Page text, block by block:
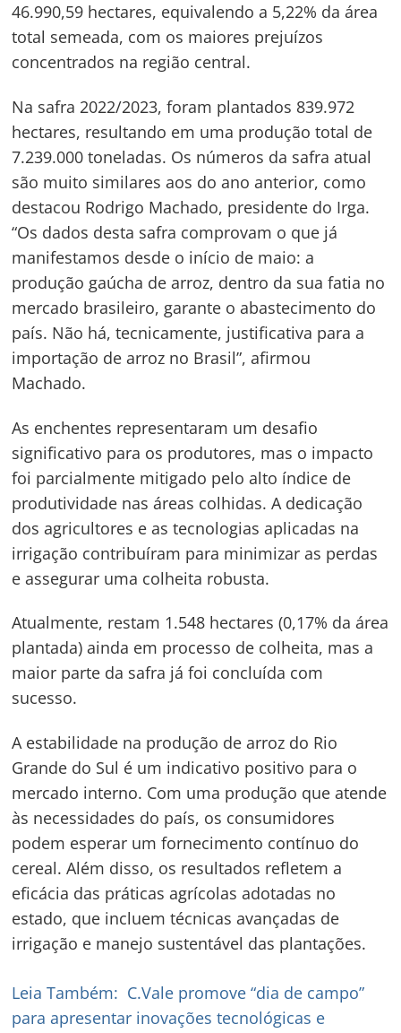
46.990,59 hectares, equivalendo a 5,22% da área
total semeada, com os maiores prejuízos
concentrados na região central.
Na safra 2022/2023, foram plantados 839.972
hectares, resultando em uma produção total de
7.239.000 toneladas. Os números da safra atual
são muito similares aos do ano anterior, como
destacou Rodrigo Machado, presidente do Irga.
“Os dados desta safra comprovam o que já
manifestamos desde o início de maio: a
produção gaúcha de arroz, dentro da sua fatia no
mercado brasileiro, garante o abastecimento do
país. Não há, tecnicamente, justificativa para a
importação de arroz no Brasil”, afirmou
Machado.
As enchentes representaram um desafio
significativo para os produtores, mas o impacto
foi parcialmente mitigado pelo alto índice de
produtividade nas áreas colhidas. A dedicação
dos agricultores e as tecnologias aplicadas na
irrigação contribuíram para minimizar as perdas
e assegurar uma colheita robusta.
Atualmente, restam 1.548 hectares (0,17% da área
plantada) ainda em processo de colheita, mas a
maior parte da safra já foi concluída com
sucesso.
A estabilidade na produção de arroz do Rio
Grande do Sul é um indicativo positivo para o
mercado interno. Com uma produção que atende
às necessidades do país, os consumidores
podem esperar um fornecimento contínuo do
cereal. Além disso, os resultados refletem a
eficácia das práticas agrícolas adotadas no
estado, que incluem técnicas avançadas de
irrigação e manejo sustentável das plantações.
Leia Também: C.Vale promove “dia de campo”
para apresentar inovações tecnológicas e
Navegação
de
Post